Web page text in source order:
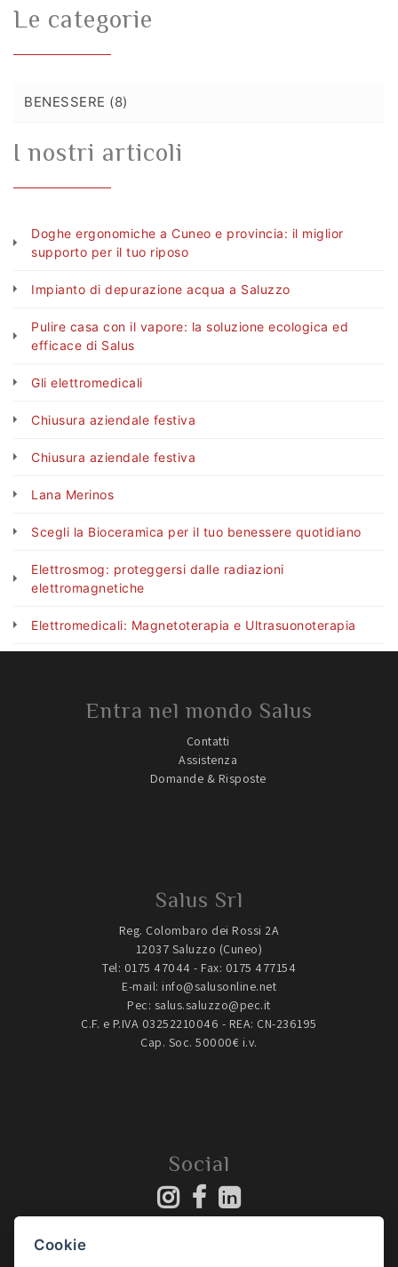
Le categorie
BENESSERE (8)
I nostri articoli
Doghe ergonomiche a Cuneo e provincia: il miglior
supporto per il tuo riposo
Impianto di depurazione acqua a Saluzzo
Pulire casa con il vapore: la soluzione ecologica ed
efficace di Salus
Gli elettromedicali
Chiusura aziendale festiva
Chiusura aziendale festiva
Lana Merinos
Scegli la Bioceramica per il tuo benessere quotidiano
Elettrosmog: proteggersi dalle radiazioni
elettromagnetiche
Elettromedicali: Magnetoterapia e Ultrasuonoterapia
Entra nel mondo Salus
Contatti
Assistenza
Domande & Risposte
Salus Srl
Reg. Colombaro dei Rossi 2A
12037 Saluzzo (Cuneo)
Tel: 0175 47044 - Fax: 0175 477154
E-mail: info@salusonline.net
Pec: salus.saluzzo@pec.it
C.F. e P.IVA 03252210046 - REA: CN-236195
Cap. Soc. 50000€ i.v.
Social
Cosa pensano di noi i nostri clienti
Cookie